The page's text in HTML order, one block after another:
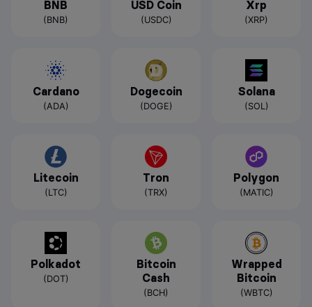
BNB
(BNB)
USD Coin
(USDC)
Xrp
(XRP)
Cardano
(ADA)
Dogecoin
(DOGE)
Solana
(SOL)
Litecoin
(LTC)
Tron
(TRX)
Polygon
(MATIC)
Polkadot
(DOT)
Bitcoin
Cash
(BCH)
Wrapped
Bitcoin
(WBTC)